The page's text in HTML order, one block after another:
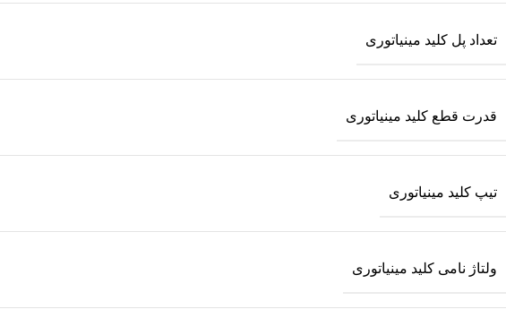
تعداد پل کلید مینیاتوری
قدرت قطع کلید مینیاتوری
تیپ کلید مینیاتوری
ولتاژ نامی کلید مینیاتوری